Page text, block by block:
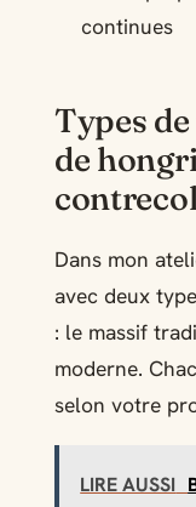
continues
Types
de
Dans mon
avec deux
: le massif
moderne.
selon votre
LIRE AUSSI